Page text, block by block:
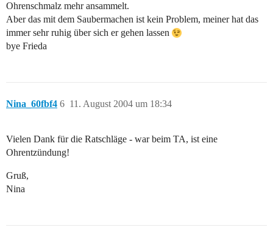
Ohrenschmalz mehr ansammelt.
Aber das mit dem Saubermachen ist kein Problem, meiner hat das
immer sehr ruhig über sich er gehen lassen
bye Frieda
Nina_60fbf4 11. August 2004 um 18:34
6
Vielen Dank für die Ratschläge - war beim TA, ist eine
Ohrentzündung!
Gruß,
Nina